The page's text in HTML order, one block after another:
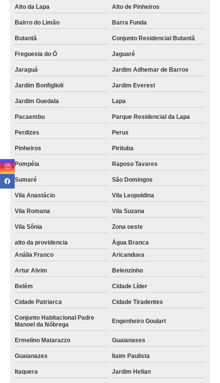
brinde comestível para eventos Vila Leopoldina
brindes comestível personalizado preço Vila Anastácio
quanto custa brinde comestível para eventos Vila Maria
brindes comestíveis para colaboradores Jaraguá
brinde comestível para datas comemorativas Vila Endres
brindes corporativos comestíveis Penha
brindes comestível personalizado alto da providencia
brindes comestíveis para empresas preço Mogi das Cruzes
orçamento de brindes corporativos comestíveis Pacaembu
quanto custa brindes comestível personalizado Vila Sônia
orçamento de brinde comestível para presentear funcionários Ponte Rasa
orçamento de brindes comestíveis para casamento Zona Leste
quanto custa brindes comestíveis para casamento Vila Ré
brindes comestíveis de natal preço Tremembé
orçamento de brinde comestível Vila Curuçá
quanto custa brinde comestível para presentear funcionários Pinheiros
quanto custa brindes comestíveis para empresas Parque Santa Madalena
brindes comestíveis para feiras Pompéia
brindes comestíveis Parque São Domingos
brinde comestíveis para empresas Vila Prudente
orçamento de brinde comestível gourmet Higienópolis
quanto custa brinde comestível gourmet Pirituba
Alto da Lapa Alto de Pinheiros
Bairro do Limão Barra Funda
Butantã Conjunto Residencial Butantã
Freguesia do Ó Jaguaré
Jaraguá Jardim Adhemar de Barros
Jardim Bonfiglioli Jardim Everest
Jardim Guedala Lapa
Pacaembu Parque Residencial da Lapa
Perdizes Perus
Pinheiros Pirituba
Pompéia Raposo Tavares
Sumaré São Domingos
Vila Anastácio Vila Leopoldina
Vila Romana Vila Suzana
Vila Sônia Zona oeste
alto da providencia
Água Branca
Anália Franco
Aricanduva
Artur Alvim Belenzinho
Belém Cidade Líder
Cidade Patriarca Cidade Tiradentes
Conjunto Habitacional Padre
Manoel da Nóbrega
Engenheiro Goulart
Ermelino Matarazzo Guaianases
Guaianazes Itaim Paulista
Itaquera Jardim Helian